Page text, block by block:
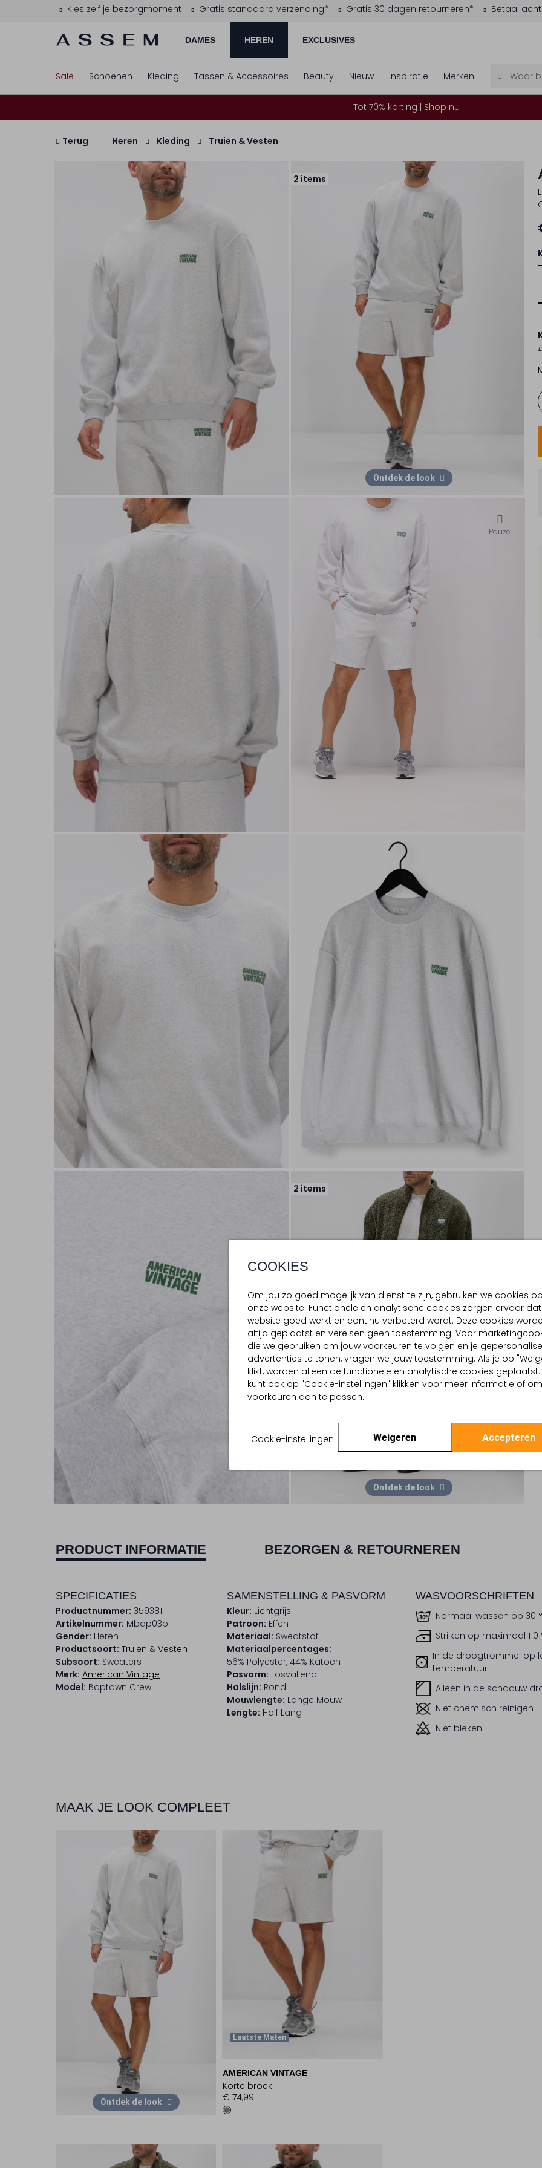
Kies zelf je bezorgmoment Gratis standaard verzending* Gratis 30 dagen retourneren* Betaal
DAMES HEREN EXCLUSIVES
COOKIES
Om jou zo goed mogelijk van dienst te zijn, gebruiken we cookies op
onze website. Functionele en analytische cookies zorgen ervoor
website goed werkt en continu verbeterd wordt. Deze cookies
altijd geplaatst en vereisen geen toestemming. Voor
die we gebruiken om jouw voorkeuren te volgen en je
advertenties te tonen, vragen we jouw toestemming. Als je op
klikt, worden alleen de functionele en analytische cookies geplaatst.
kunt ook op "Cookie-instellingen" klikken voor meer informatie of
voorkeuren aan te passen.
Cookie-instellingen Weigeren Accepteren
Sale Schoenen Kleding Tassen & Accessoires Beauty Nieuw Inspiratie Merken
Tot 70% korting | Shop nu
Terug Heren Kleding Truien & Vesten
2 items
Ontdek de look
Pauze
2 items
Ontdek de look
PRODUCT INFORMATIE BEZORGEN & RETOURNEREN
SPECIFICATIES
Productnummer: 359381
Artikelnummer: Mbap03b
Gender: Heren
Productsoort: Truien & Vesten
Subsoort: Sweaters
Merk: American Vintage
Model: Baptown Crew
SAMENSTELLING & PASVORM
Kleur: Lichtgrijs
Patroon: Effen
Materiaal: Sweatstof
Materiaalpercentages:
56% Polyester, 44% Katoen
Pasvorm: Losvallend
Halslijn: Rond
Mouwlengte: Lange Mouw
Lengte: Half Lang
WASVOORSCHRIFTEN
Normaal wassen op 30
Strijken op maximaal 110
In de droogtrommel op
temperatuur
Alleen in de schaduw
Niet chemisch reinigen
Niet bleken
MAAK JE LOOK COMPLEET
Ontdek de look
Laatste Maten
AMERICAN VINTAGE
Korte broek
€ 74,99